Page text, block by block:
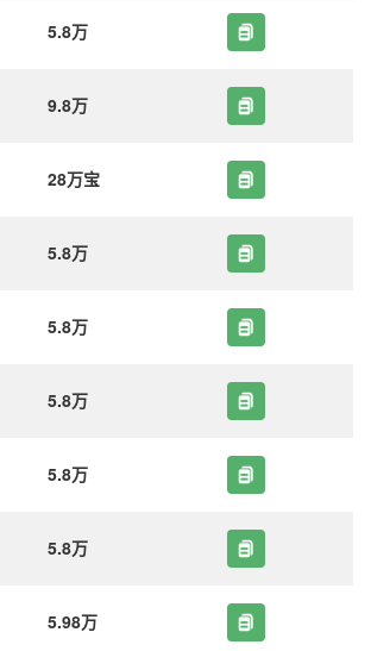
5.8万
9.8万
28万宝
5.8万
5.8万
5.8万
5.8万
5.8万
5.98万